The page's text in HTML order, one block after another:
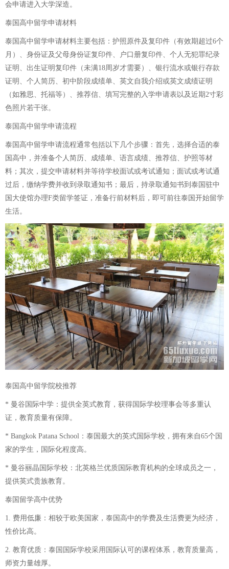
会申请进入大学深造。
泰国高中留学申请材料
泰国高中留学申请材料主要包括：护照原件及复印件（有效期超过6个
月）、身份证及父母身份证复印件、户口册复印件、个人无犯罪纪录
证明、出生证明复印件（未满18周岁才需要）、银行流水或银行存款
证明、个人简历、初中阶段成绩单、英文自我介绍或英文成绩证明
（如雅思、托福等）、推荐信、填写完整的入学申请表以及近期2寸彩
色照片若干张。
泰国高中留学申请流程
泰国高中留学申请流程通常包括以下几个步骤：首先，选择合适的泰
国高中，并准备个人简历、成绩单、语言成绩、推荐信、护照等材
料；其次，提交申请材料并等待学校面试或考试通知；面试或考试通
过后，缴纳学费并收到录取通知书；最后，持录取通知书到泰国驻中
国大使馆办理F类留学签证，准备行前材料后，即可前往泰国开始留学
生活。
泰国高中留学院校推荐
* 曼谷国际中学：提供全英式教育，获得国际学校理事会等多重认
证，教育质量有保障。
* Bangkok Patana School：泰国最大的英式国际学校，拥有来自65个国
家的学生，国际化程度高。
* 曼谷丽晶国际学校：北英格兰优质国际教育机构的全球成员之一，
提供英式贵族教育。
泰国留学高中优势
1. 费用低廉：相较于欧美国家，泰国高中的学费及生活费更为经济，
性价比高。
2. 教育优质：泰国国际学校采用国际认可的课程体系，教育质量高，
师资力量雄厚。